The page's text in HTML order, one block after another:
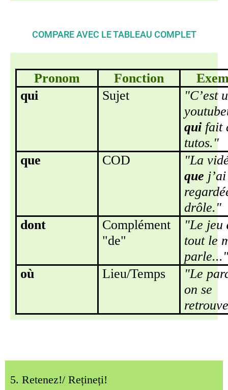
COMPARE AVEC LE TABLEAU COMPLET
Pronom Fonction
qui
Sujet
"C’est
qui fait
tutos."
que
COD
"La
que j’ai
drôle."
dont
Complément
"de"
"Le jeu
tout le
parle..."
où
Lieu/Temps
"Le
on se
5. Retenez!/ Rețineți!